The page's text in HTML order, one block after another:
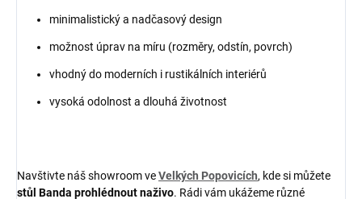
minimalistický a nadčasový design
možnost úprav na míru (rozměry, odstín, povrch)
vhodný do moderních i rustikálních interiérů
vysoká odolnost a dlouhá životnost
Navštivte náš showroom veVelkých Popovicích, kde si můžete
stůl Banda prohlédnout naživo. Rádi vám ukážeme různé